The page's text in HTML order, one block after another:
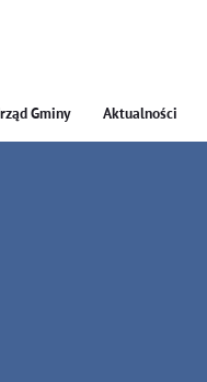
Gminy Aktualności